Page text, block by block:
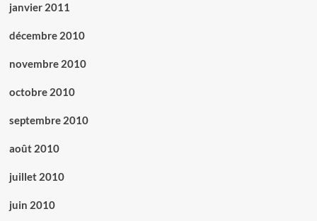
janvier 2011
décembre 2010
novembre 2010
octobre 2010
septembre 2010
août 2010
juillet 2010
juin 2010